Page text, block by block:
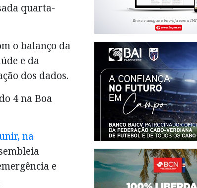
quarta-
o balanço da
e da
dos dados.
4 na Boa
na
e